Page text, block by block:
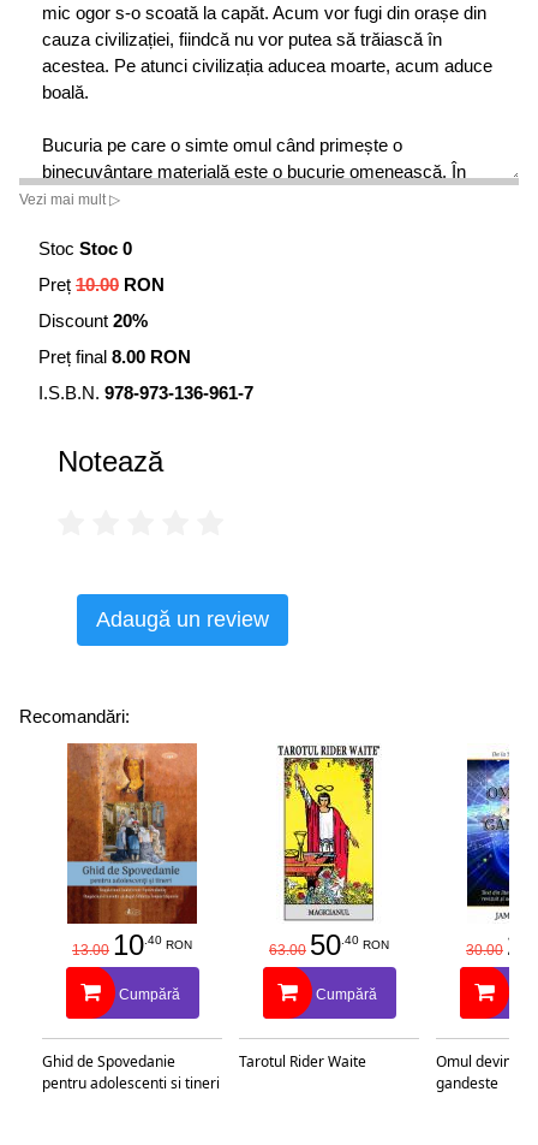
mic ogor s‑o scoată la capăt. Acum vor fugi din orașe din
cauza civilizației, fiindcă nu vor putea să trăiască în
acestea. Pe atunci civilizația aducea moarte, acum aduce
boală.
Bucuria pe care o simte omul când primește o
binecuvântare materială este o bucurie omenească. În
timp ce bucuria, pe care omul o trăiește când dăruiește,
dăruirea!
Sfântul Paisie Aghioritul
Vezi mai mult ▷
Stoc Stoc 0
Preț 10.00 RON
Discount 20%
Preț final 8.00 RON
I.S.B.N. 978-973-136-961-7
Notează
Adaugă un review
Recomandări:
13.00 10.40 RON
Cumpără
Ghid de Spovedanie
pentru adolescenti si tineri
63.00 50.40 RON
Cumpără
Tarotul Rider Waite
30.00 25
Omul devine
gandeste